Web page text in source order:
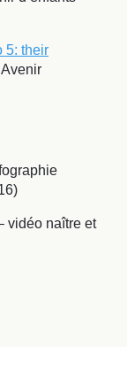
5: their
Avenir
vidéo naître et